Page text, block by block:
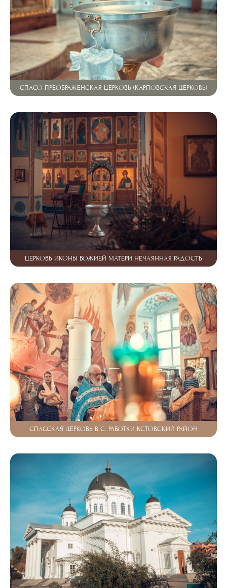
СПАСО-ПРЕОБРАЖЕНСКАЯ ЦЕРКОВЬ (КАРПОВСКАЯ ЦЕРКОВЬ)
ЦЕРКОВЬ ИКОНЫ БОЖИЕЙ МАТЕРИ НЕЧАЯННАЯ РАДОСТЬ
СПАССКАЯ ЦЕРКОВЬ В С. РАБОТКИ КСТОВСКИЙ РАЙОН